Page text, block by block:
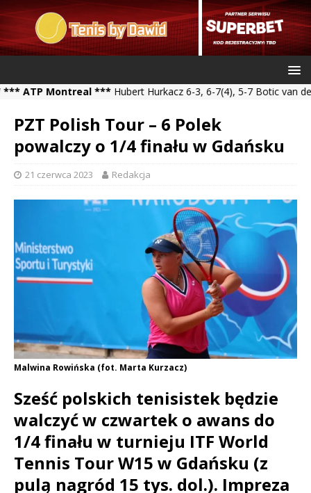
Montreal ***Hubert Hurkacz 6-3, 6-7(4), 5-7 Botic van de
PZT Polish Tour – 6 Polek
powalczy o 1/4 finału w Gdańsku
21 czerwca 2023 Redakcja
Malwina Rowińska (fot. Marta Kurzacz)
Sześć polskich tenisistek będzie
walczyć w czwartek o awans do
1/4 finału w turnieju ITF World
Tennis Tour W15 w Gdańsku (z
pulą nagród 15 tys. dol.). Impreza